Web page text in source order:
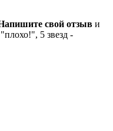
свой отзыв и
5 звезд -